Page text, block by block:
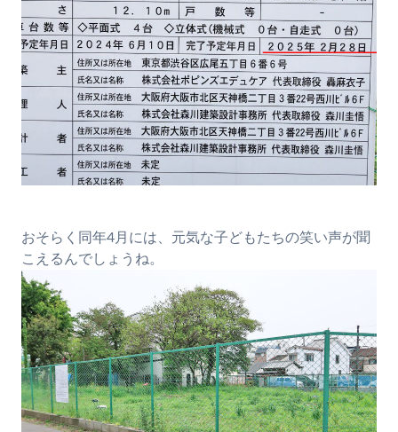
おそらく同年4月には、元気な子どもたちの笑い声が聞
こえるんでしょうね。